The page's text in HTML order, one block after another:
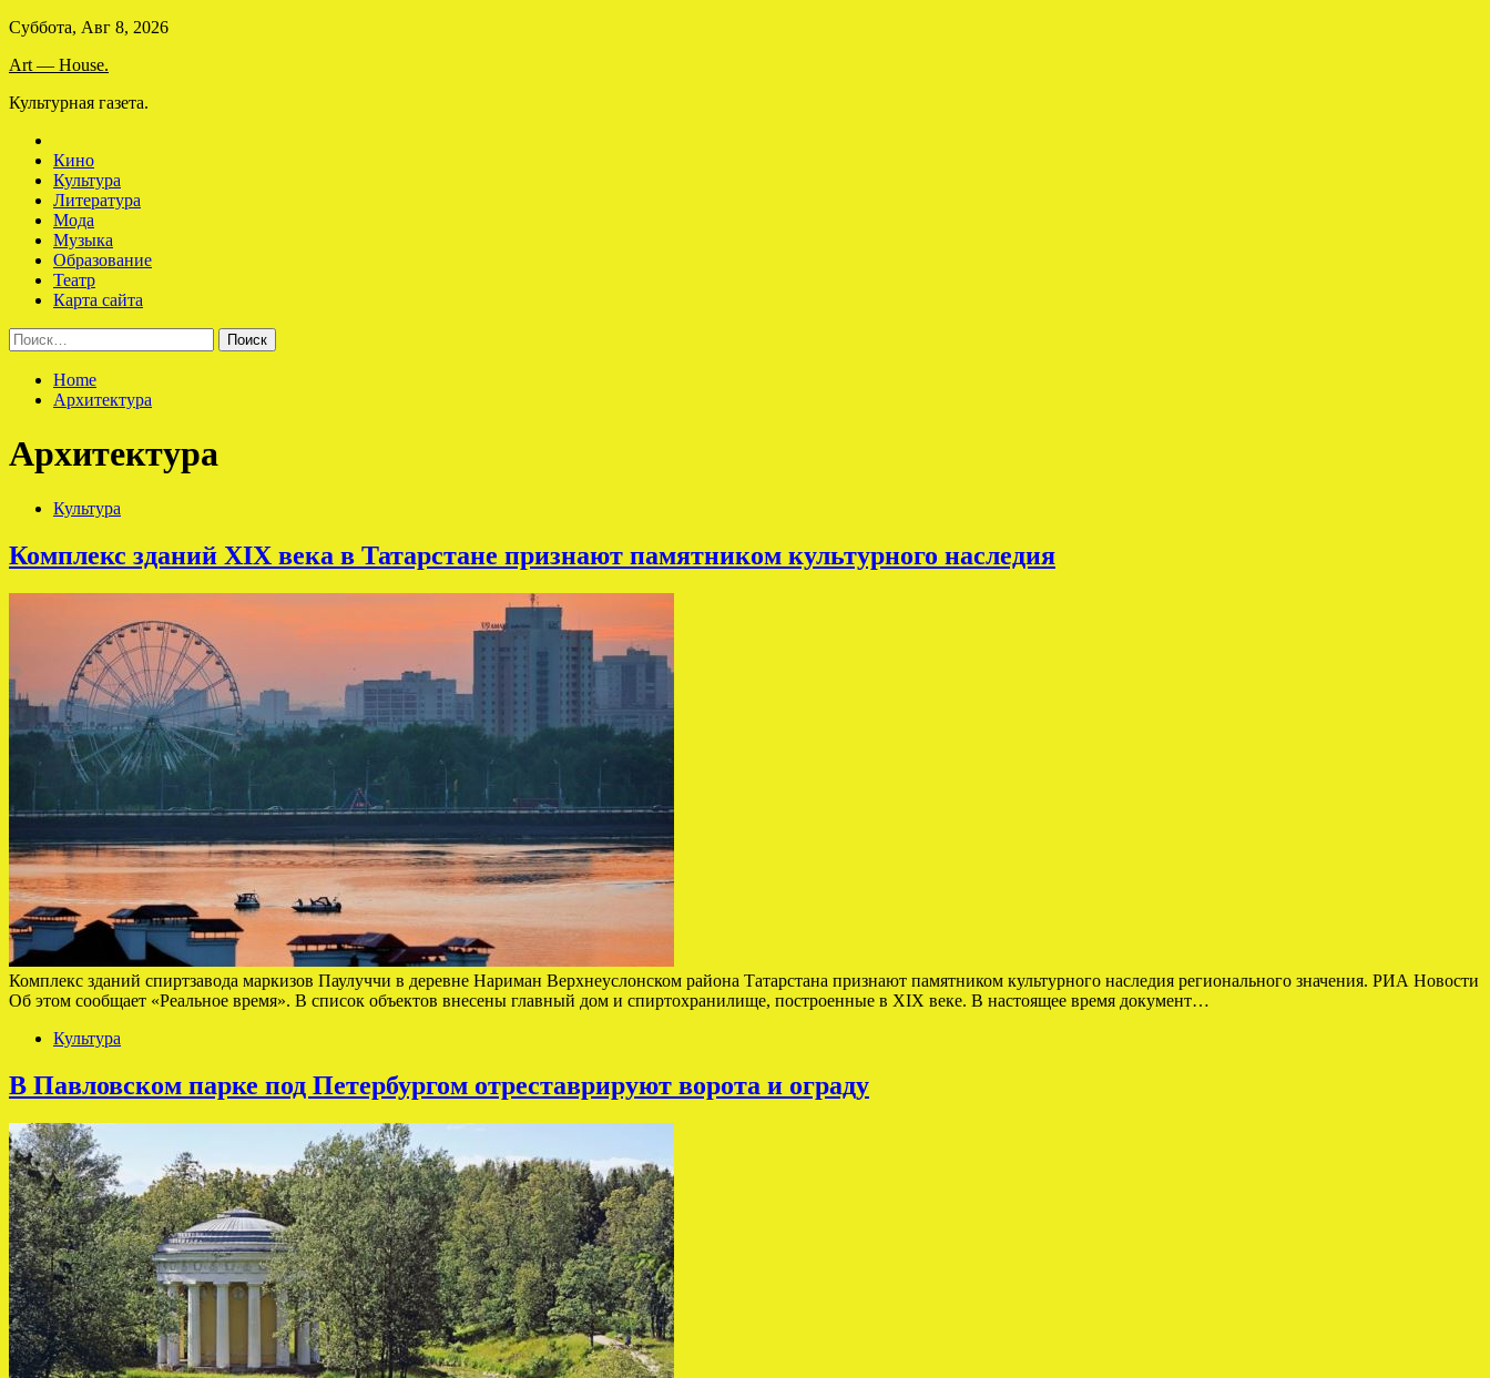
Skip
content
Суббота, Авг 8, 2026
Art — House.
Культурная газета.
Кино
Культура
Литература
Мода
Музыка
Образование
Театр
Карта сайта
Найти:
Home
Архитектура
Архитектура
Культура
Комплекс зданий XIX века в Татарстане признают памятником культурного наследия
Комплекс зданий спиртзавода маркизов Паулуччи в деревне Нариман Верхнеуслонском района Татарстана признают памятником культурного наследия регионального значения. РИА Новости
Об этом сообщает «Реальное время». В список объектов внесены главный дом и спиртохранилище, построенные в XIX веке. В настоящее время документ…
Культура
В Павловском парке под Петербургом отреставрируют ворота и ограду